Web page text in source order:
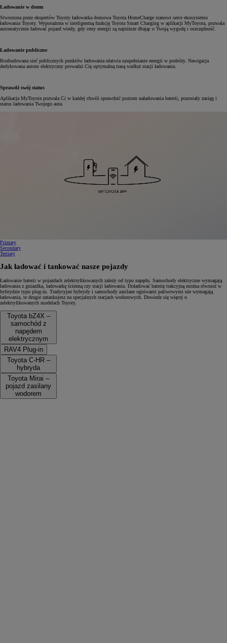
Ładowanie w domu
Stworzona przez ekspertów Toyoty ładowarka domowa Toyota HomeCharge stanowi serce ekosystemu
ładowania Toyoty. Wyposażona w inteligentną funkcję Toyota Smart Charging w aplikacji MyToyota, pozwala
automatycznie ładować pojazd wtedy, gdy ceny energii są najniższe dbając o Twoją wygodę i oszczędność.
Ładowanie publiczne
Rozbudowana sieć publicznych punktów ładowania ułatwia uzupełnianie energii w podróży. Nawigacja
dedykowana autom elektryczny prowadzi Cię optymalną trasą wzdłuż stacji ładowania.
Sprawdź swój status
Aplikacja MyToyota pozwala Ci w każdej chwili sprawdzić poziom naładowania baterii, pozostały zasięg i
status ładowania Twojego auta.
Primary
Secondary
Tertiary
Jak ładować i tankować nasze pojazdy
Ładowanie baterii w pojazdach zelektryfikowanych zależy od typu napędu. Samochody elektryczne wymagają
ładowania z gniazdka, ładowarkę ścienną czy stacji ładowania. Doładować baterię trakcyjną można również w
hybrydzie typu plug-in. Tradycyjne hybrydy i samochody zasilane ogniwami paliwowymi nie wymagają
ładowania, te drugie zatankujesz na specjalnych stacjach wodorowych. Dowiedz się więcej o
zelektryfikowanych modelach Toyoty.
Toyota bZ4X –
samochód z
napędem
elektrycznym
RAV4 Plug-in
Toyota C-HR –
hybryda
Toyota Mirai –
pojazd zasilany
wodorem